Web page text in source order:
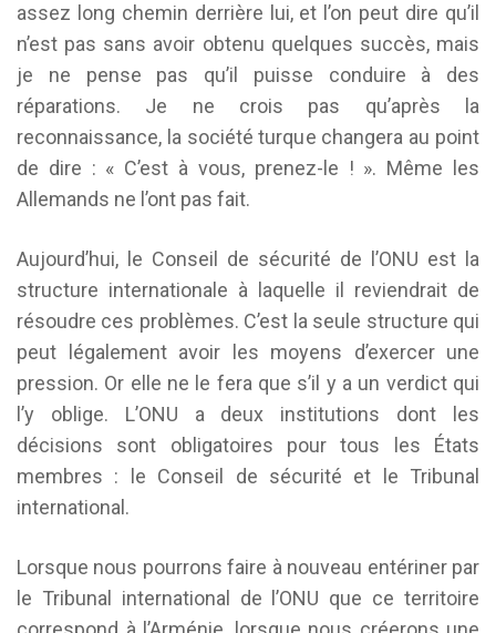
assez long chemin derrière lui, et l’on peut dire qu’il
n’est pas sans avoir obtenu quelques succès, mais
je ne pense pas qu’il puisse conduire à des
réparations. Je ne crois pas qu’après la
reconnaissance, la société turque changera au point
de dire : « C’est à vous, prenez-le ! ». Même les
Allemands ne l’ont pas fait.
Aujourd’hui, le Conseil de sécurité de l’ONU est la
structure internationale à laquelle il reviendrait de
résoudre ces problèmes. C’est la seule structure qui
peut légalement avoir les moyens d’exercer une
pression. Or elle ne le fera que s’il y a un verdict qui
l’y oblige. L’ONU a deux institutions dont les
décisions sont obligatoires pour tous les États
membres : le Conseil de sécurité et le Tribunal
international.
Lorsque nous pourrons faire à nouveau entériner par
le Tribunal international de l’ONU que ce territoire